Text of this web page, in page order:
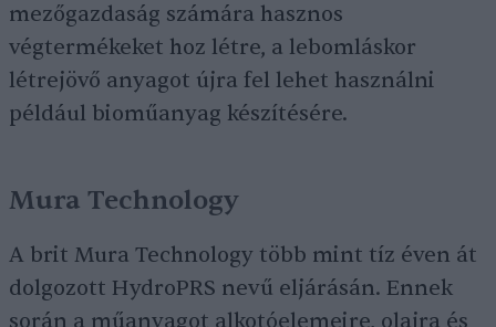
mezőgazdaság számára hasznos
végtermékeket hoz létre, a lebomláskor
létrejövő anyagot újra fel lehet használni
például bioműanyag készítésére.
Mura Technology
A brit Mura Technology több mint tíz éven át
dolgozott HydroPRS nevű eljárásán. Ennek
során a műanyagot alkotóelemeire, olajra és